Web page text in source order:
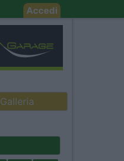
Accedi
Galleria